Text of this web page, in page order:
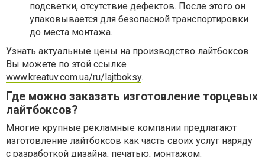
подсветки, отсутствие дефектов. После этого он
упаковывается для безопасной транспортировки
до места монтажа.
Узнать актуальные цены на производство лайтбоксов
Вы можете по этой ссылке
www.kreatuv.com.ua/ru/lajtboksy.
Где можно заказать изготовление торцевых
лайтбоксов?
Многие крупные рекламные компании предлагают
изготовление лайтбоксов как часть своих услуг наряду
с разработкой дизайна, печатью, монтажом.